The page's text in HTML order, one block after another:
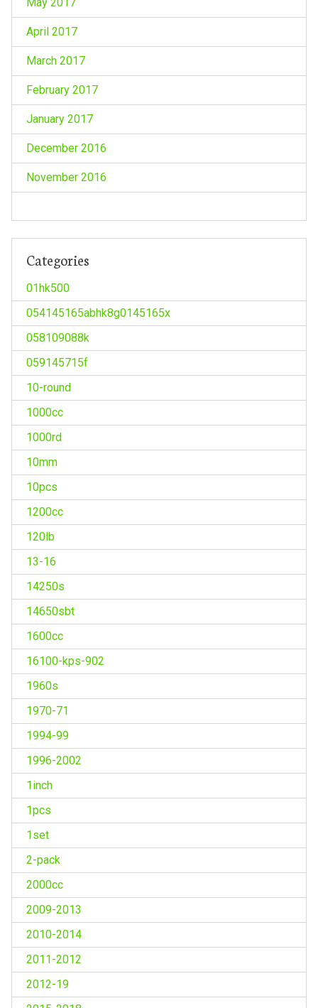
April 2017
March 2017
February 2017
January 2017
December 2016
November 2016
Categories
01hk500
054145165abhk8g0145165x
058109088k
059145715f
10-round
1000cc
1000rd
10mm
10pcs
1200cc
120lb
13-16
14250s
14650sbt
1600cc
16100-kps-902
1960s
1970-71
1994-99
1996-2002
1inch
1pcs
1set
2-pack
2000cc
2009-2013
2010-2014
2011-2012
2012-19